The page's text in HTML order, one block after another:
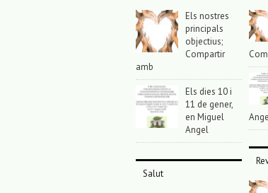
Els nostres
principals
objectius;
Compartir
amb
Els dies 10 i
11 de gener,
en Miguel
Angel
Salut